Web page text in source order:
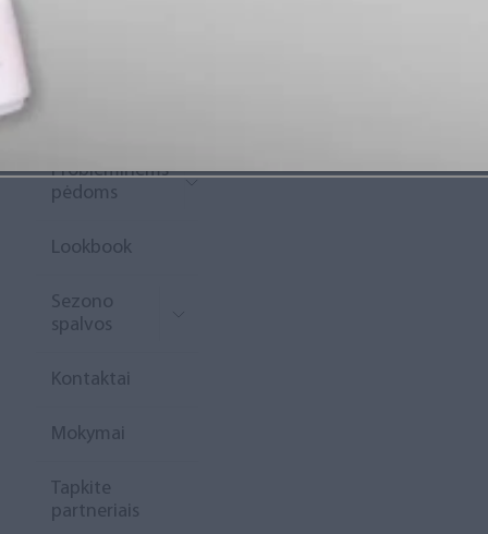
Probleminėms
pėdoms
Lookbook
Sezono
spalvos
Kontaktai
Mokymai
Tapkite
partneriais